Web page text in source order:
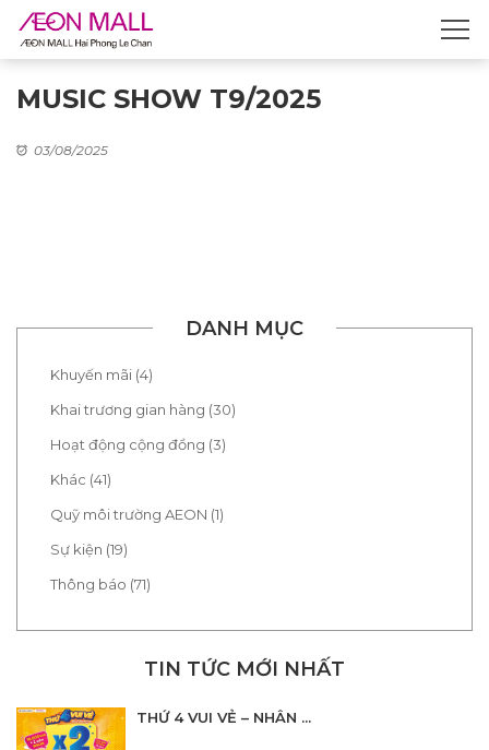
MUSIC SHOW T9/2025
03/08/2025
DANH MỤC
Khuyến mãi (4)
Khai trương gian hàng (30)
Hoạt động cộng đồng (3)
Khác (41)
Quỹ môi trường AEON (1)
Sự kiện (19)
Thông báo (71)
TIN TỨC MỚI NHẤT
THỨ 4 VUI VẺ – NHÂN ...